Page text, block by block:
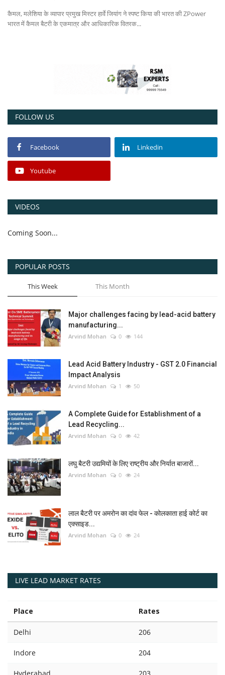
Power ON
कैमल, मलेशिया के व्यापार प्रमुख मिस्टर हार्वे जियांग ने स्पष्ट किया की भारत की ZPower
भारत में कैमल बैटरी के एकमात्र और आधिकारिक वितरक...
FOLLOW US
Facebook Linkedin
Youtube
VIDEOS
Coming Soon...
POPULAR POSTS
This Week This Month
Major challenges facing by lead-acid battery
manufacturing...
Arvind Mohan 0 144
Lead Acid Battery Industry - GST 2.0 Financial
Impact Analysis
Arvind Mohan 1 50
A Complete Guide for Establishment of a
Lead Recycling...
Arvind Mohan 0 42
लघु बैटरी उद्यमियों के लिए राष्ट्रीय और निर्यात बाजारों...
Arvind Mohan 0 24
लाल बैटरी पर अमरोन का दांव फेल - कोलकाता हाई कोर्ट का
एक्साइड...
Arvind Mohan 0 24
LIVE LEAD MARKET RATES
Place Rates
Delhi 206
Indore 204
Hyderabad 203